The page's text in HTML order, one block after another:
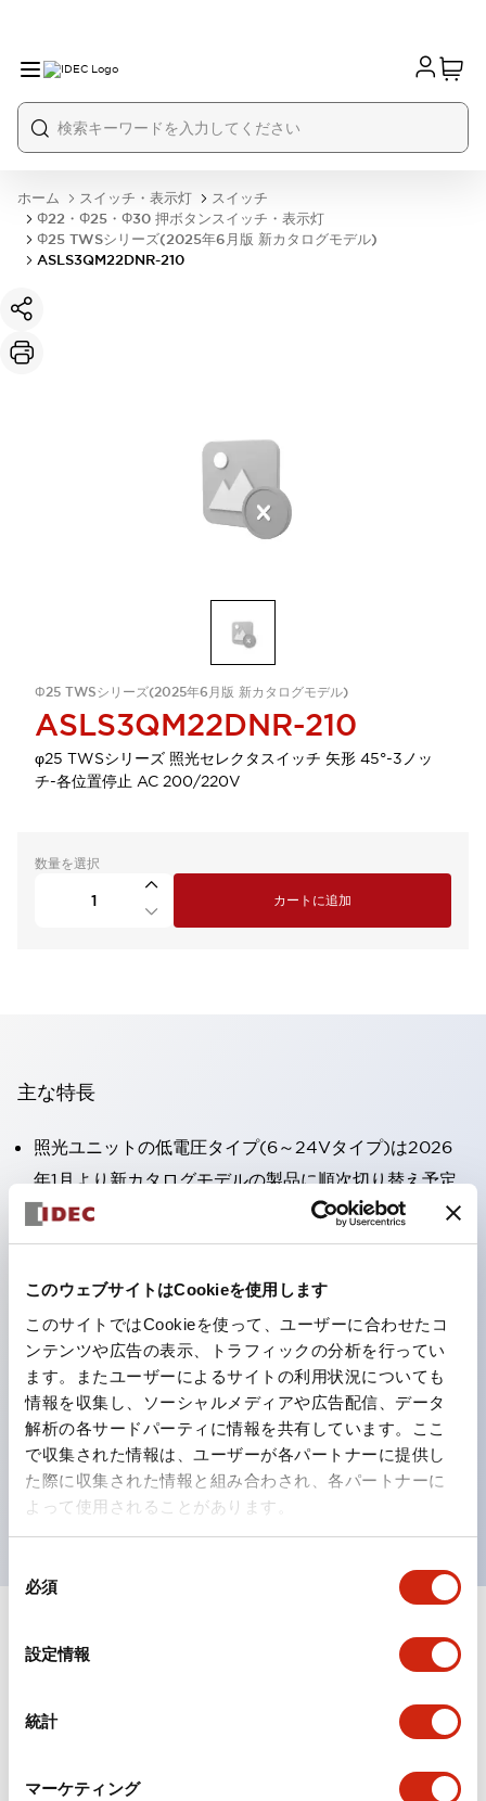
このウェブサイトはCookieを使用します
このサイトではCookieを使って、ユーザーに合わせたコ
ンテンツや広告の表示、トラフィックの分析を行ってい
ます。またユーザーによるサイトの利用状況についても
情報を収集し、ソーシャルメディアや広告配信、データ
解析の各サードパーティに情報を共有しています。ここ
で収集された情報は、ユーザーが各パートナーに提供し
た際に収集された情報と組み合わされ、各パートナーに
よって使用されることがあります。
必須
設定情報
統計
マーケティング
ホーム スイッチ・表示灯
スイッチ
Φ22・Φ25・Φ30 押ボタンスイッチ・表示灯
Φ25 TWSシリーズ(2025年6月版 新カタログモデル)
ASLS3QM22DNR-210
Φ25 TWSシリーズ(2025年6月版 新カタログモデル)
ASLS3QM22DNR-210
φ25 TWSシリーズ 照光セレクタスイッチ 矢形 45°-3ノッ
チ-各位置停止 AC 200/220V
数量を選択
カートに追加
主な特長
照光ユニットの低電圧タイプ(6～24Vタイプ)は2026
年1月より新カタログモデルの製品に順次切り替え予定
高電圧タイプのLED球が搭載可能になり、ダイレクト
タイプの定格使用電圧が最大240Vまで対応可能になり
ました。
プを除く）
丸形圧着端子の配線工数を大幅に削減。
ひとつで6色の役をこなすLED球（LSRD球）。これま
で色ごとに分かれていたLED球を、1色のLED球で各色
を表現できるようにしました。
UL、CSA、TÜV、CCC認証品。（一部機種は除く）
ドキュメントとファイル
カタログ